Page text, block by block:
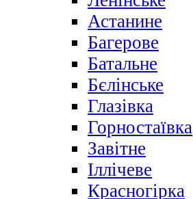
Астанине
Багерове
Батальне
Бєлінське
Глазівка
Горностаївка
Завітне
Іллічеве
Красногірка